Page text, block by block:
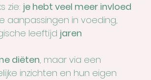
zie: je hebt veel meer invloed
aanpassingen in voeding,
leeftijd jaren
diëten, maar via een
inzichten en hun eigen